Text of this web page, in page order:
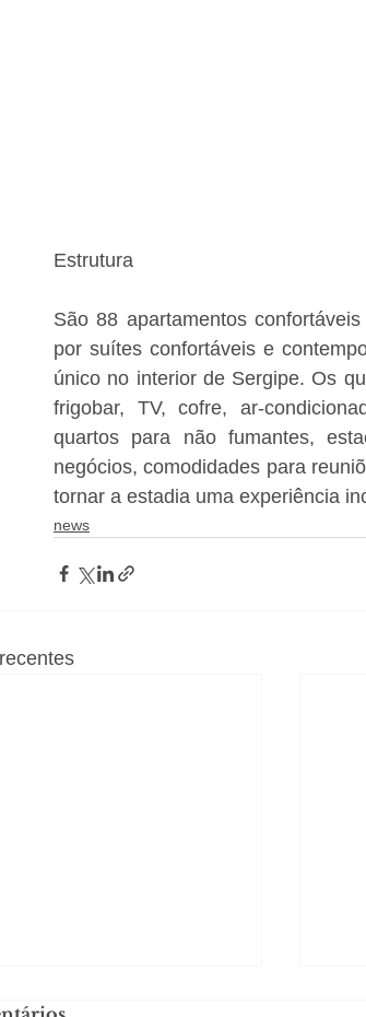
Estrutura
São 88 apartamentos
por suítes confortáveis e
único no interior de Sergipe. Os
frigobar, TV, cofre, ar-
quartos para não fumantes,
negócios, comodidades para
tornar a estadia uma experiência
news